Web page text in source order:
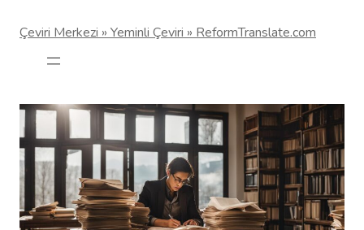
Çeviri Merkezi » Yeminli Çeviri » ReformTranslate.com